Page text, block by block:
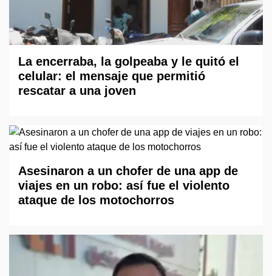
La encerraba, la golpeaba y le quitó el
celular: el mensaje que permitió
rescatar a una joven
Asesinaron a un chofer de una app de
viajes en un robo: así fue el violento
ataque de los motochorros